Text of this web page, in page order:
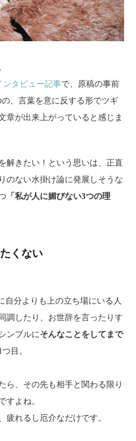
ンタビュー記事で、原稿の事前
、言葉を意に反する形でツギ
章が出来上がっていると感じま
解きたい！という思いは、正直
のない水掛け論に発展しそうな
「私が人に媚びない3つの理
くない
分よりも上の立ち場にいる人
調したり、お世辞を言ったりす
ンプルに そんなことをしてまで
目。
、その先も相手と関わる限り
すよね。
疲れるし厄介なだけです。